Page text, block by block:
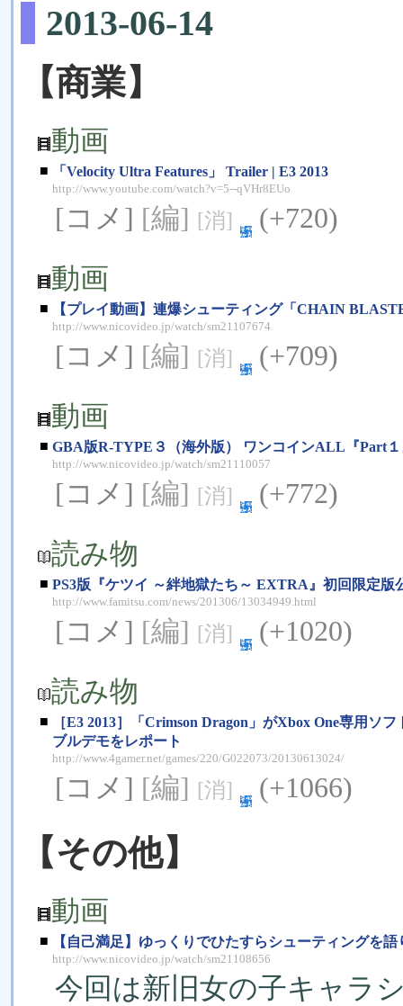
2013-06-14
【商業】
動画
■ 「Velocity Ultra Features」 Trailer | E3 2013
http://www.youtube.com/watch?v=5--qVHr8EUo
[コメ] [編] [消]
(+720)
動画
■ 【プレイ動画】連爆シューティング「CHAIN
http://www.nicovideo.jp/watch/sm21107674
[コメ] [編] [消]
(+709)
動画
■ GBA版R-TYPE３（海外版） ワンコインALL『Part
http://www.nicovideo.jp/watch/sm21110057
[コメ] [編] [消]
(+772)
読み物
■ PS3版『ケツイ ～絆地獄たち～ EXTRA』初回限定版
http://www.famitsu.com/news/201306/13034949.html
[コメ] [編] [消]
(+1020)
読み物
■
［E3 2013］「Crimson Dragon」がXbox One専用ソ
ブルデモをレポート
http://www.4gamer.net/games/220/G022073/20130613024/
[コメ] [編] [消] (+1066)
【その他】
動画
■ 【自己満足】ゆっくりでひたすらシューティングを
http://www.nicovideo.jp/watch/sm21108656
今回は新旧女の子キャラ